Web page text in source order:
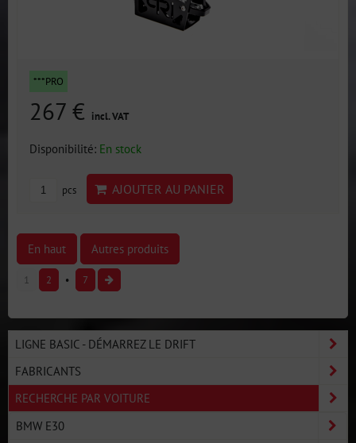
***PRO
267 € incl. VAT
Disponibilité: En stock
pcs AJOUTER AU PANIER
En haut Autres produits
1 2 7
LIGNE BASIC - DÉMARREZ LE DRIFT
FABRICANTS
RECHERCHE PAR VOITURE
BMW E30